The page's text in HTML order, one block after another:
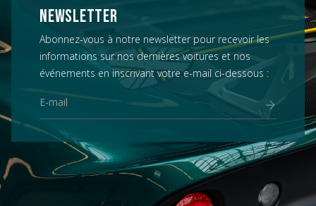
NEWSLETTER
Abonnez-vous à notre newsletter pour recevoir les
informations sur nos dernières voitures et nos
événements en inscrivant votre e-mail ci-dessous :